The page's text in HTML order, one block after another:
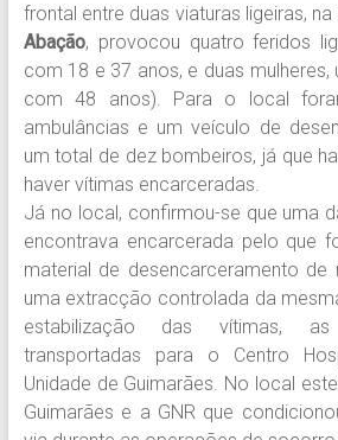
frontal entre duas viaturas ligeiras,
Abação, provocou quatro feridos
com 18 e 37 anos, e duas
com 48 anos). Para o local
ambulâncias e um veículo de
um total de dez bombeiros, já que
haver vítimas encarceradas.
Já no local, confirmou-se que uma
encontrava encarcerada pelo que
material de desencarceramento
uma extracção controlada da
estabilização das vítimas,
transportadas para o Centro
Unidade de Guimarães. No local
Guimarães e a GNR que